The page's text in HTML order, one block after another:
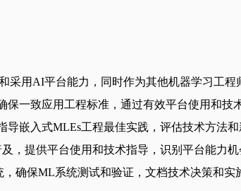
采用AI平台能力，同时作为其他机器学习工
一致应用工程标准，通过有效平台使用和
嵌入式MLEs工程最佳实践，评估技术方法
，提供平台使用和技术指导，识别平台能力
确保ML系统测试和验证，文档技术决策和